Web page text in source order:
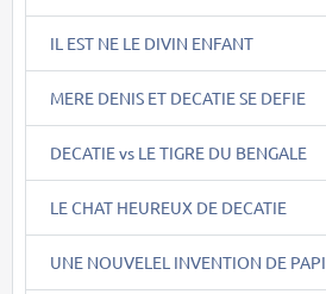
IL EST NE LE DIVIN ENFANT
MERE DENIS ET DECATIE SE DEFIE
DECATIE vs LE TIGRE DU BENGALE
LE CHAT HEUREUX DE DECATIE
UNE NOUVELEL INVENTION DE PAPI